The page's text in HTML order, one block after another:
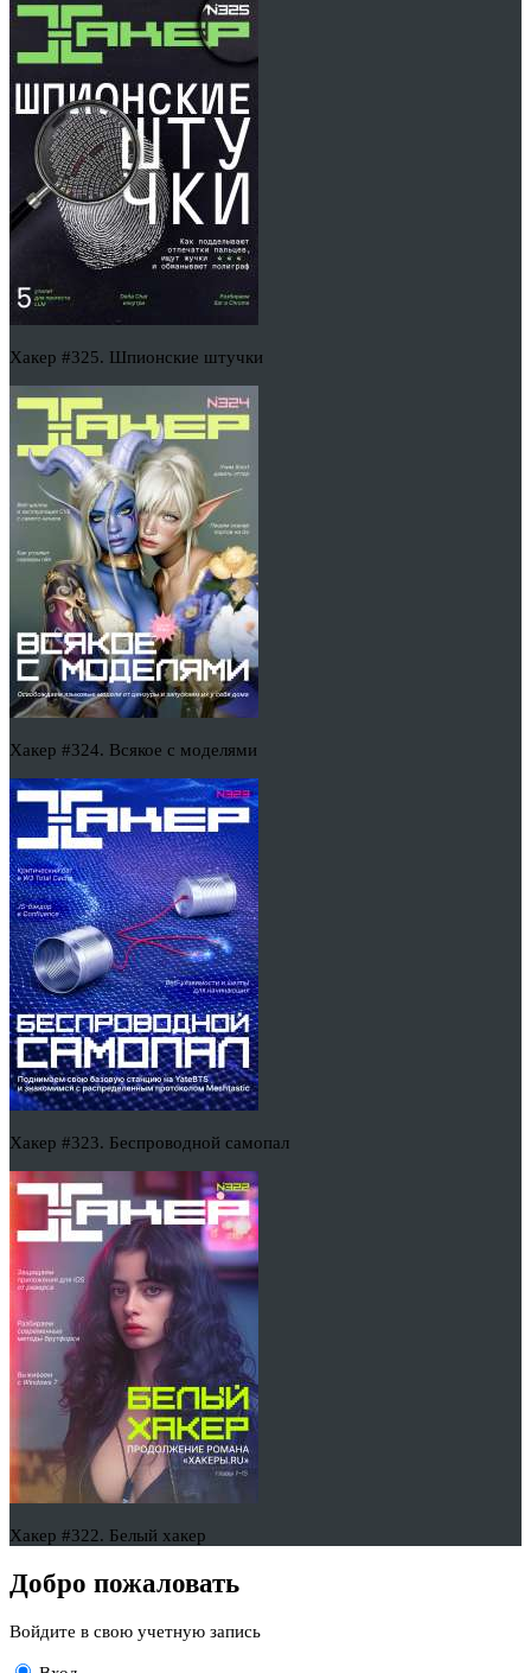
Хакер #325. Шпионские штучки
Хакер #324. Всякое с моделями
Хакер #323. Беспроводной самопал
Хакер #322. Белый хакер
Добро пожаловать
Войдите в свою учетную запись